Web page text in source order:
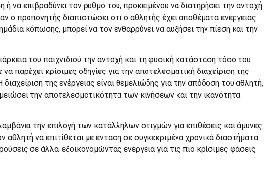
ή να επιβραδύνει τον ρυθμό του, προκειμένου να διατηρήσει την αντοχή
ο προπονητής διαπιστώσει ότι ο αθλητής έχει αποθέματα ενέργειας
κόπωσης, μπορεί να τον ενθαρρύνει να αυξήσει την πίεση και την
του παιχνιδιού την αντοχή και τη φυσική κατάσταση τόσο του
παρέχει κρίσιμες οδηγίες για την αποτελεσματική διαχείριση της
της ενέργειας είναι θεμελιώδης για την απόδοση του αθλητή,
την αποτελεσματικότητα των κινήσεων και την ικανότητα
την επιλογή των κατάλληλων στιγμών για επιθέσεις και άμυνες.
αθλητή να επιτίθεται με ένταση σε συγκεκριμένα χρονικά διαστήματα
σε άλλα, εξοικονομώντας ενέργεια για τις πιο κρίσιμες φάσεις